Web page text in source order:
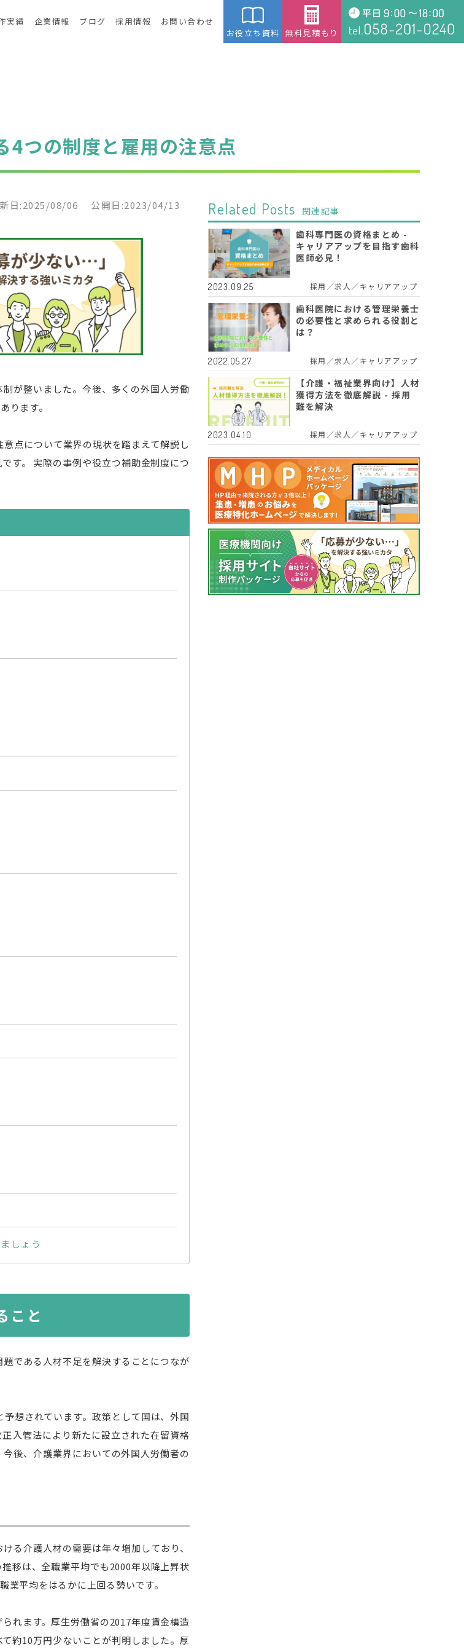
実績 企業情報 ブログ 採用情報
お問い合わせ
お役立ち資料 無料見積もり
4つの制度と雇用の注意点
日:2025/08/06 公開日:2023/04/13
が整いました。今後、多くの外国人労働
ります。
点について業界の現状を踏まえて解説し
す。 実際の事例や役立つ補助金制度につ
しょう
こと
である人材不足を解決することにつなが
想されています。政策として国は、外国
入管法により新たに設立された在留資格
後、介護業界においての外国人労働者の
る介護人材の需要は年々増加しており、
移は、全職業平均でも2000年以降上昇状
平均をはるかに上回る勢いです。
れます。厚生労働省の2017年度賃金構造
約10万円少ないことが判明しました。厚
Related Posts
関連記事
歯科専門医の資格まとめ -
キャリアアップを目指す歯科
医師必見！
2023.09.25 採用／求人／キャリアアップ
歯科医院における管理栄養士
の必要性と求められる役割と
は？
2022.05.27 採用／求人／キャリアアップ
【介護・福祉業界向け】人材
獲得方法を徹底解説 - 採用
難を解決
2023.04.10 採用／求人／キャリアアップ